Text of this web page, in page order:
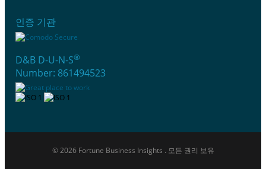
인증 기관
D&B D-U-N-S®
Number: 861494523
© 2026 Fortune Business Insights . 모든 권리 보유